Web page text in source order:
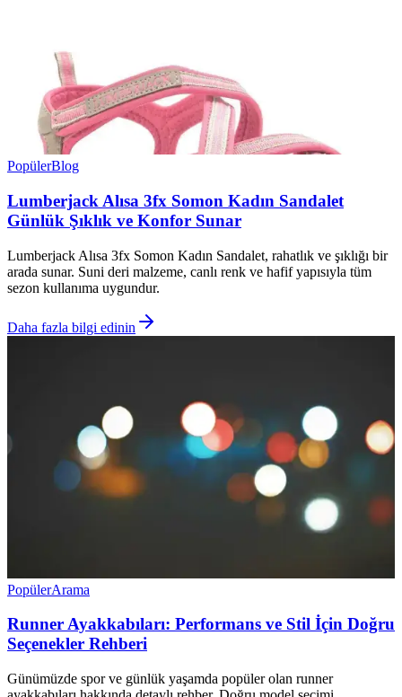
PopülerBlog
Lumberjack Alısa 3fx Somon Kadın Sandalet
Günlük Şıklık ve Konfor Sunar
Lumberjack Alısa 3fx Somon Kadın Sandalet, rahatlık ve şıklığı bir
arada sunar. Suni deri malzeme, canlı renk ve hafif yapısıyla tüm
sezon kullanıma uygundur.
Daha fazla bilgi edinin
PopülerArama
Runner Ayakkabıları: Performans ve Stil İçin Doğru
Seçenekler Rehberi
Günümüzde spor ve günlük yaşamda popüler olan runner